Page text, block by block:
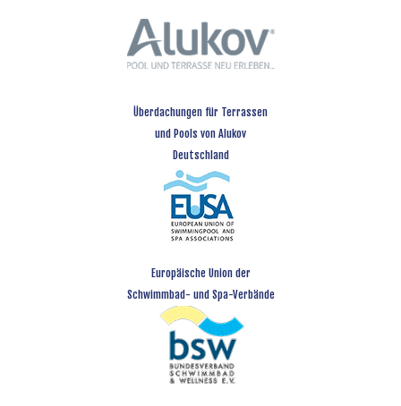
Überdachungen für Terrassen
und Pools von Alukov
Deutschland
Europäische Union der
Schwimmbad- und Spa-Verbände